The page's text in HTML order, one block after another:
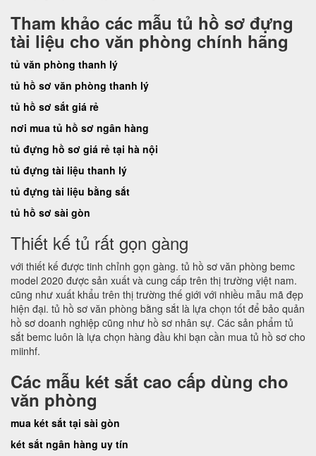
Tham khảo các mẫu tủ hồ sơ đựng
tài liệu cho văn phòng chính hãng
tủ văn phòng thanh lý
tủ hồ sơ văn phòng thanh lý
tủ hồ sơ sắt giá rẻ
nơi mua tủ hồ sơ ngân hàng
tủ đựng hồ sơ giá rẻ tại hà nội
tủ đựng tài liệu thanh lý
tủ đựng tài liệu bằng sắt
tủ hồ sơ sài gòn
Thiết kế tủ rất gọn gàng
với thiết kế được tinh chỉnh gọn gàng. tủ hồ sơ văn phòng bemc
model 2020 được sản xuất và cung cấp trên thị trường việt nam.
cũng như xuất khẩu trên thị trường thế giới với nhiều mẫu mã đẹp
hiện đại. tủ hồ sơ văn phòng bằng sắt là lựa chọn tốt để bảo quản
hồ sơ doanh nghiệp cũng như hồ sơ nhân sự. Các sản phẩm tủ
sắt bemc luôn là lựa chọn hàng đầu khi bạn cần mua tủ hồ sơ cho
miinhf.
Các mẫu két sắt cao cấp dùng cho
văn phòng
mua két sắt tại sài gòn
két sắt ngân hàng uy tín